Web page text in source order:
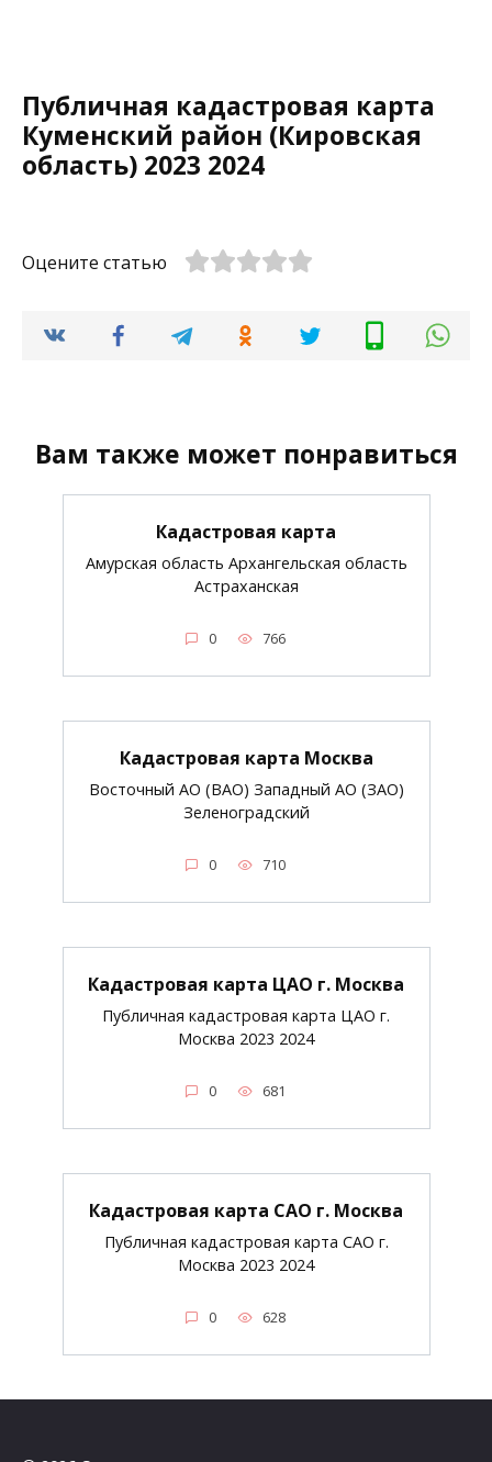
Публичная кадастровая карта
Куменский район (Кировская
область) 2023 2024
Оцените статью
Вам также может понравиться
Кадастровая карта
Амурская область Архангельская область
Астраханская
0 766
Кадастровая карта Москва
Восточный АО (ВАО) Западный АО (ЗАО)
Зеленоградский
0 710
Кадастровая карта ЦАО г. Москва
Публичная кадастровая карта ЦАО г.
Москва 2023 2024
0 681
Кадастровая карта САО г. Москва
Публичная кадастровая карта САО г.
Москва 2023 2024
0 628